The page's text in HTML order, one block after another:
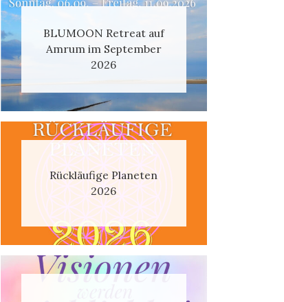
BLUMOON Retreat auf
Amrum im September
2026
Rückläufige Planeten
2026